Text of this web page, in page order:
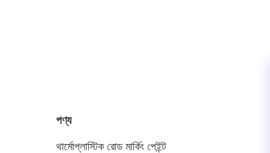
পণ্য
থার্মোপ্লাস্টিক রোড মার্কিং পেইন্ট